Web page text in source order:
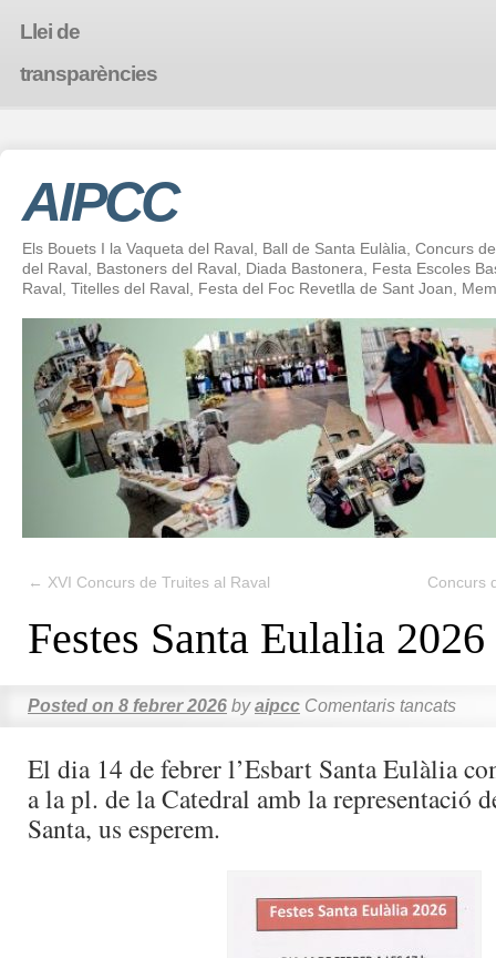
Llei de
transparències
AIPCC
Els Bouets I la Vaqueta del Raval, Ball de Santa Eulàlia, Concurs
del Raval, Bastoners del Raval, Diada Bastonera, Festa Escoles
Raval, Titelles del Raval, Festa del Foc Revetlla de Sant Joan,
← XVI Concurs de Truites al Raval Concurs
Festes Santa Eulalia 2026
Posted on 8 febrer 2026 by aipcc Comentaris tancats
El dia 14 de febrer l’Esbart Santa Eulàlia
a la pl. de la Catedral amb la representació
Santa, us esperem.